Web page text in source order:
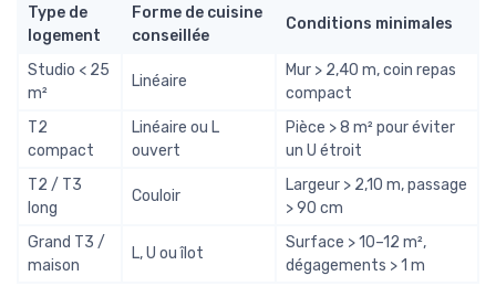
Type de
logement
Forme de cuisine
conseillée
Conditions minimales
Studio < 25
m²
Linéaire
Mur > 2,40 m, coin repas
compact
T2
compact
Linéaire ou L
ouvert
Pièce > 8 m² pour éviter
un U étroit
T2 / T3
long
Couloir
Largeur > 2,10 m, passage
> 90 cm
Grand T3 /
maison
L, U ou îlot
Surface > 10–12 m²,
dégagements > 1 m